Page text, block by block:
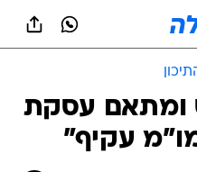
עסקת
עקיף"